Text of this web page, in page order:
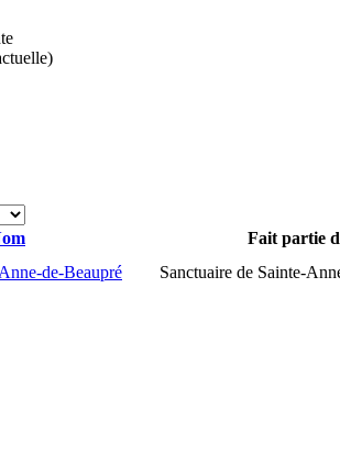
Fait partie
de-Beaupré
Sanctuaire de Sainte-